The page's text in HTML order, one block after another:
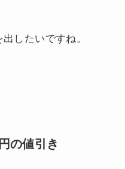
したいですね。
の値引き